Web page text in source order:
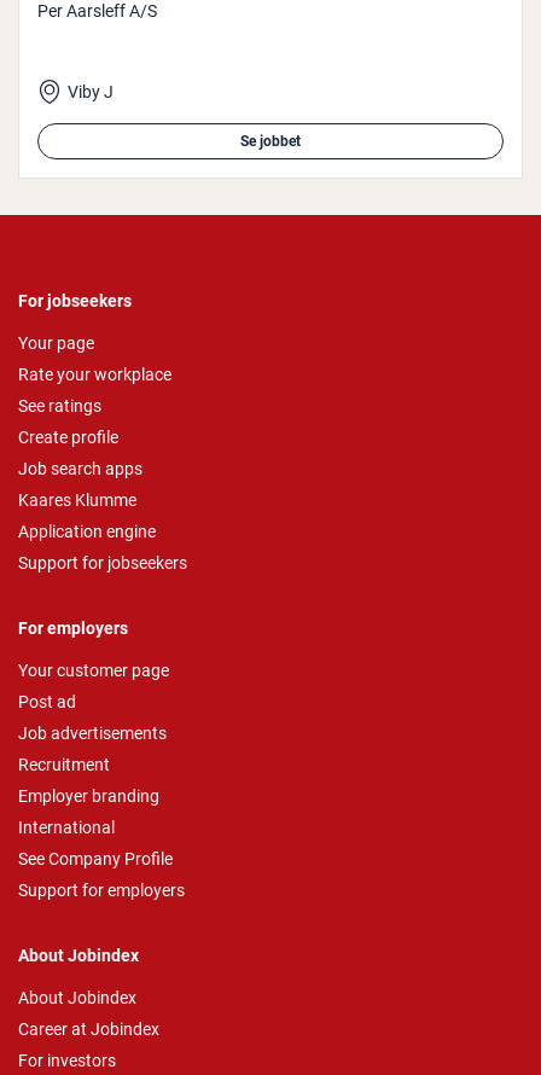
Per Aarsleff A/S
Viby J
Se jobbet
For jobseekers
Your page
Rate your workplace
See ratings
Create profile
Job search apps
Kaares Klumme
Application engine
Support for jobseekers
For employers
Your customer page
Post ad
Job advertisements
Recruitment
Employer branding
International
See Company Profile
Support for employers
About Jobindex
About Jobindex
Career at Jobindex
For investors